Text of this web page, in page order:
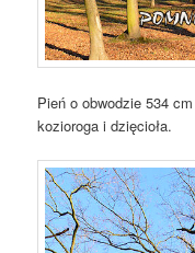
Pień o obwodzie 534
kozioroga i dzięcioła.